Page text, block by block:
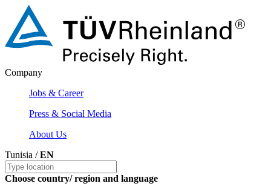
Company
Jobs & Career
Press & Social Media
About Us
Tunisia /EN
Choose country/ region and language